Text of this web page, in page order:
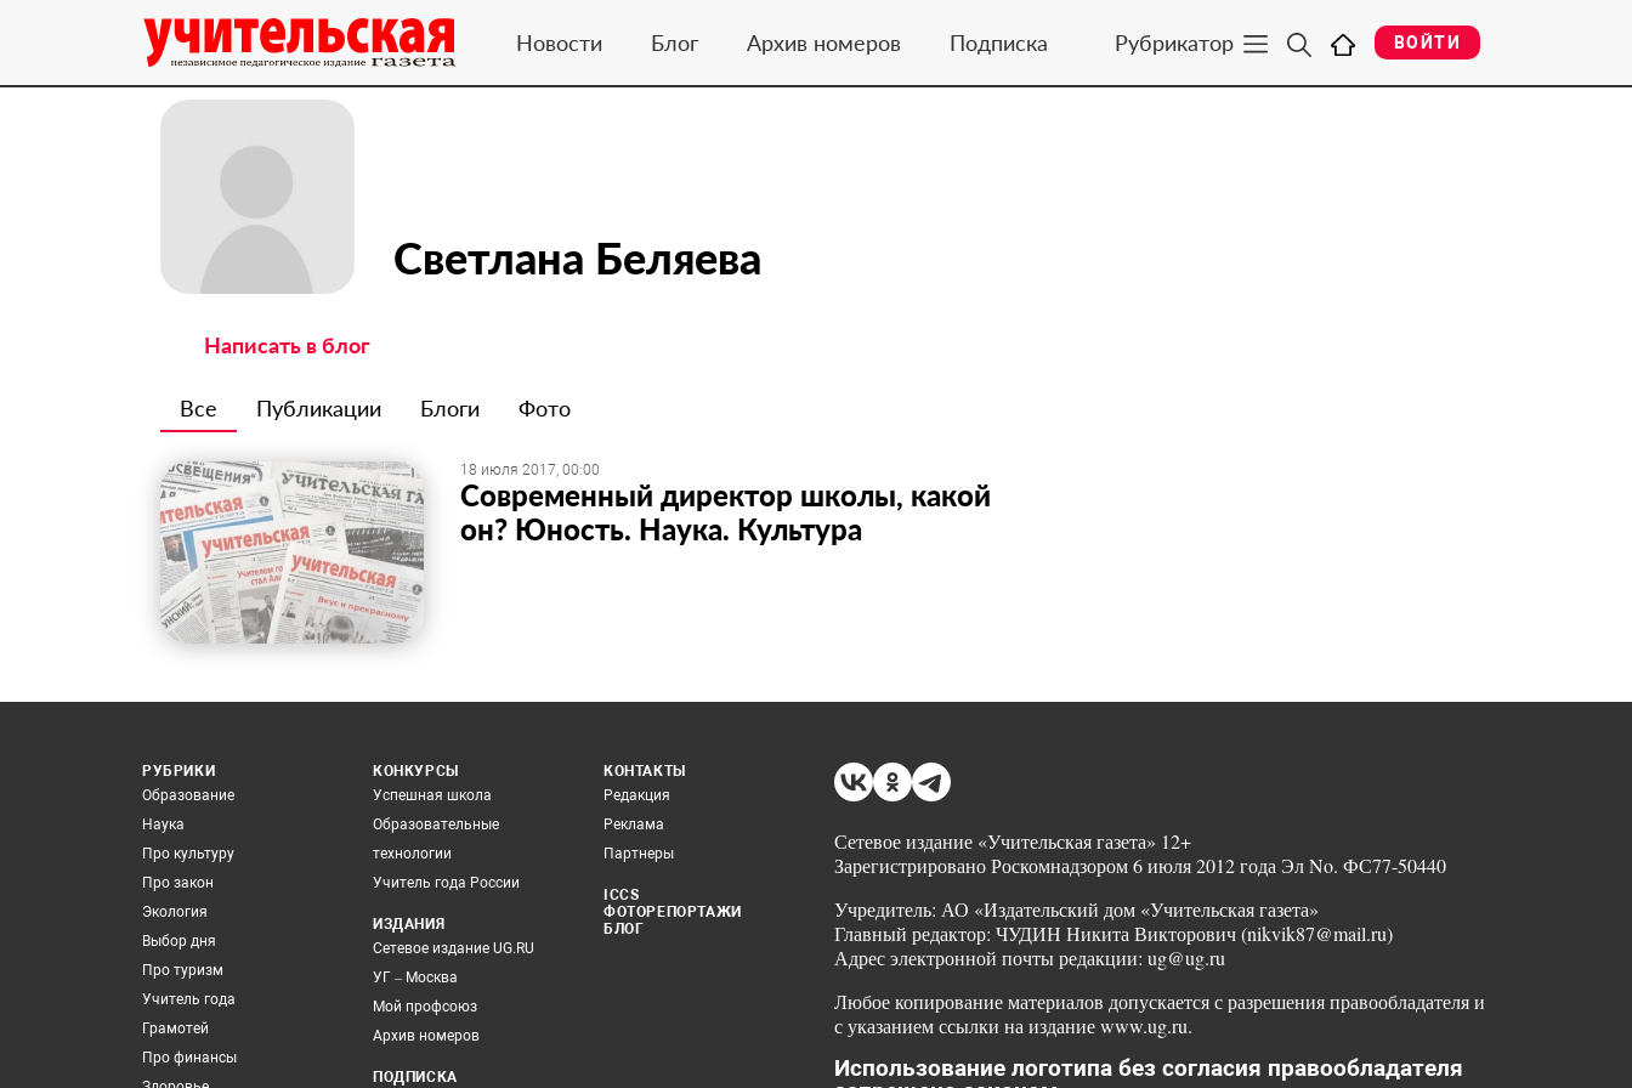
Новости Блог Архив номеров Подписка Рубрикатор ВОЙТИ
Светлана Беляева
Написать в блог
Все Публикации Блоги Фото
18 июля 2017, 00:00
Современный директор школы, какой
он? Юность. Наука. Культура
РУБРИКИ
Образование
Наука
Про культуру
Про закон
Экология
Выбор дня
Про туризм
Учитель года
Грамотей
Про финансы
КОНКУРСЫ
Успешная школа
Образовательные
технологии
Учитель года России
ИЗДАНИЯ
Сетевое издание UG.RU
УГ – Москва
Мой профсоюз
Архив номеров
ПОДПИСКА
КОНТАКТЫ
Редакция
Реклама
Партнеры
ICCS
ФОТОРЕПОРТАЖИ
БЛОГ
Сетевое издание «Учительская газета» 12+
Зарегистрировано Роскомнадзором 6 июля 2012 года Эл No. ФС77-50440
Учредитель: АО «Издательский дом «Учительская газета»
Главный редактор: ЧУДИН Никита Викторович (nikvik87@mail.ru)
Адрес электронной почты редакции: ug@ug.ru
Любое копирование материалов допускается с разрешения правообладателя и
с указанием ссылки на издание www.ug.ru.
Использование логотипа без согласия правообладателя